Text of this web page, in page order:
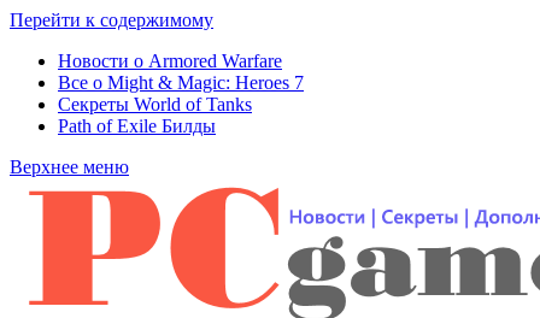
Перейти к содержимому
Новости о Armored Warfare
Все о Might & Magic: Heroes 7
Секреты World of Tanks
Path of Exile Билды
Верхнее меню